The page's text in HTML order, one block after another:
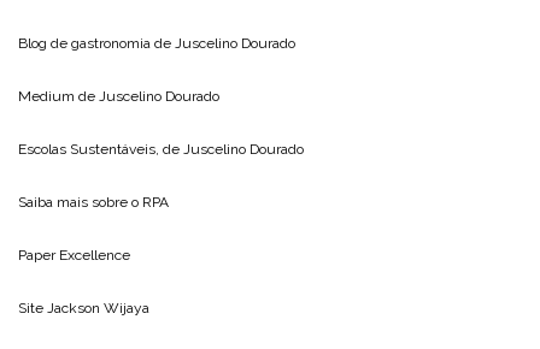
Blog de gastronomia de Juscelino Dourado
Medium de Juscelino Dourado
Escolas Sustentáveis, de Juscelino Dourado
Saiba mais sobre o RPA
Paper Excellence
Site Jackson Wijaya